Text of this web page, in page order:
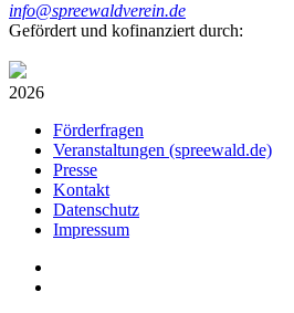
info@spreewaldverein.de
Gefördert und kofinanziert durch:
2026
Förderfragen
Veranstaltungen (spreewald.de)
Presse
Kontakt
Datenschutz
Impressum